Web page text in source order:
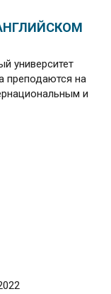
университет
преподаются на
и